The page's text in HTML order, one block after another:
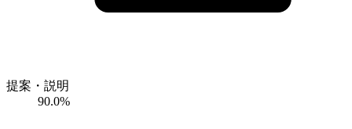
提案・説明
90.0%